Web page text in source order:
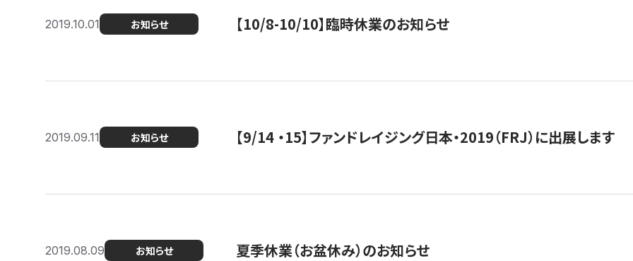
2019.10.01 お知らせ 【10/8-10/10】臨時休業のお知らせ
2019.09.11 お知らせ 【9/14 ・15】ファンドレイジング日本・2019（FRJ）に出展します
2019.08.09 お知らせ 夏季休業（お盆休み）のお知らせ